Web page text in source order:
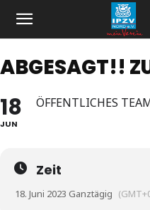
ABGESAGT!!
18
JUN
ÖFFENTLICHES
Zeit
18. Juni 2023 Ganztägig